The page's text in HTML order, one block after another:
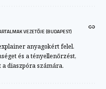
VEZETŐJE (BUDAPEST)
anyagokért felel.
és a tényellenőrzést,
diaszpóra számára.